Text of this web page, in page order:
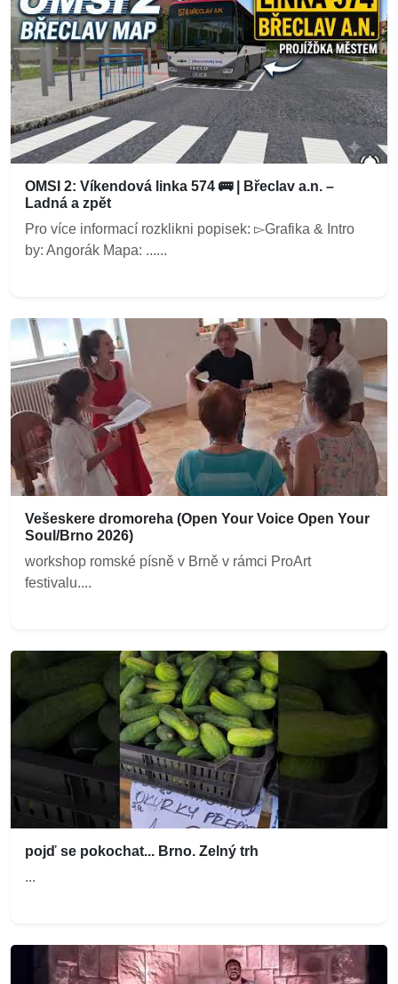
OMSI 2: Víkendová linka 574 🚌 | Břeclav a.n. –
Ladná a zpět
Pro více informací rozklikni popisek: ▻Grafika & Intro
by: Angorák Mapa: ......
Vešeskere dromoreha (Open Your Voice Open Your
Soul/Brno 2026)
workshop romské písně v Brně v rámci ProArt
festivalu....
pojď se pokochat... Brno. Zelný trh
...